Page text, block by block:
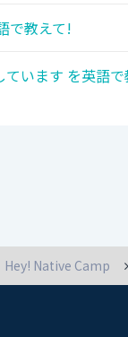
で教えて!
います を英語
Hey! Native Camp